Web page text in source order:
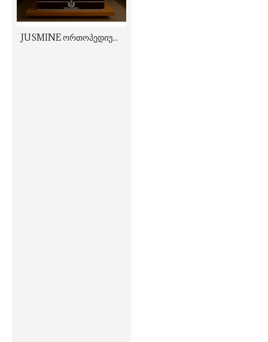
JUSMINE ორთოპედიული ორმხრივი შავი მატრასი